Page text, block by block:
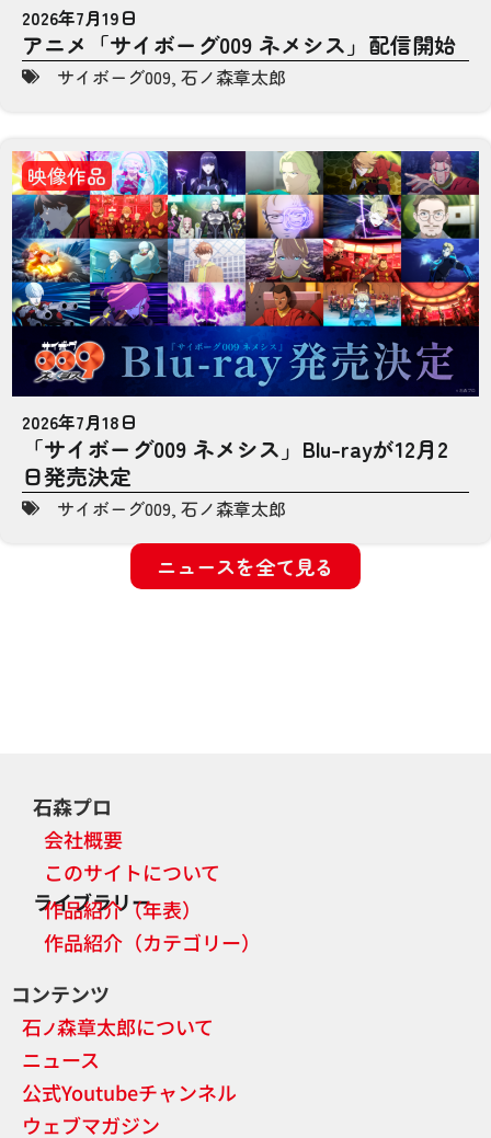
2026年7月19日
アニメ「サイボーグ009 ネメシス」配信開始
サイボーグ009, 石ノ森章太郎
映像作品
2026年7月18日
「サイボーグ009 ネメシス」Blu-rayが12月2
日発売決定
サイボーグ009, 石ノ森章太郎
ニュースを全て見る
石森プロ
会社概要
このサイトについて
ライブラリー
作品紹介（年表）
作品紹介（カテゴリー）
コンテンツ
石ノ森章太郎について
ニュース
公式Youtubeチャンネル
ウェブマガジン